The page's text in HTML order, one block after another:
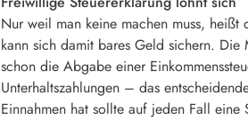
Nur weil man keine machen muss,
kann sich damit bares Geld sichern.
schon die Abgabe einer
Unterhaltszahlungen – das
Einnahmen hat sollte auf jeden Fall eine